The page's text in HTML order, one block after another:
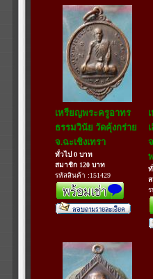
เหรียญพระครูอาทร
ธรรมวินัย วัดคุ้งกร่าย
จ.ฉะเชิงเทรา
ทั่วไป 0 บาท
สมาชิก 120 บาท
รหัสสินค้า :151429